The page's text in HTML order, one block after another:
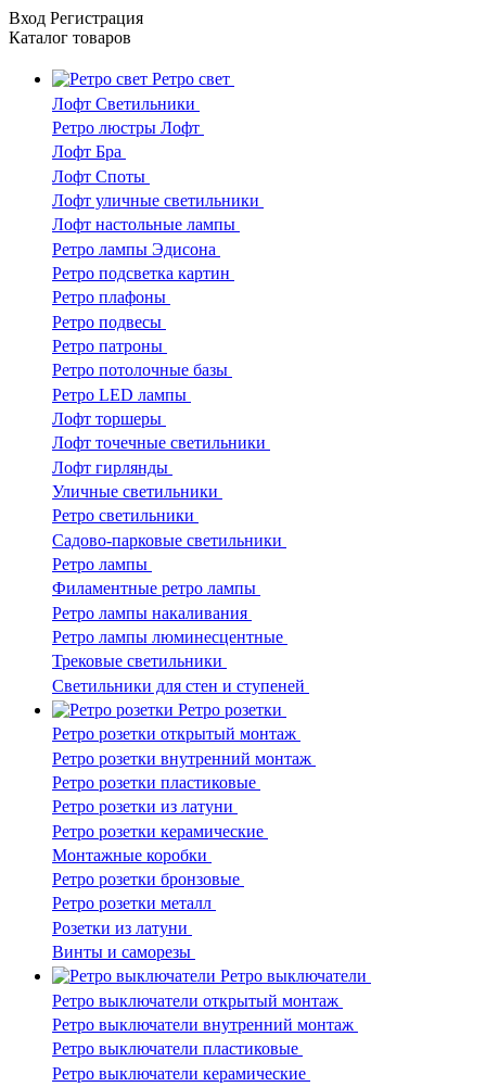
Вход Регистрация
Каталог товаров
Ретро свет
Лофт Светильники
Ретро люстры Лофт
Лофт Бра
Лофт Споты
Лофт уличные светильники
Лофт настольные лампы
Ретро лампы Эдисона
Ретро подсветка картин
Ретро плафоны
Ретро подвесы
Ретро патроны
Ретро потолочные базы
Ретро LED лампы
Лофт торшеры
Лофт точечные светильники
Лофт гирлянды
Уличные светильники
Ретро светильники
Садово-парковые светильники
Ретро лампы
Филаментные ретро лампы
Ретро лампы накаливания
Ретро лампы люминесцентные
Трековые светильники
Светильники для стен и ступеней
Ретро розетки
Ретро розетки открытый монтаж
Ретро розетки внутренний монтаж
Ретро розетки пластиковые
Ретро розетки из латуни
Ретро розетки керамические
Монтажные коробки
Ретро розетки бронзовые
Ретро розетки металл
Розетки из латуни
Винты и саморезы
Ретро выключатели
Ретро выключатели открытый монтаж
Ретро выключатели внутренний монтаж
Ретро выключатели пластиковые
Ретро выключатели керамические